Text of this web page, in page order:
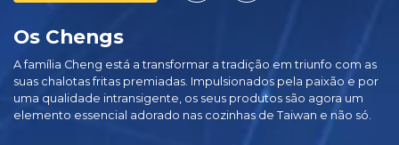
Os Chengs
A família Cheng está a transformar a tradição em triunfo com as
suas chalotas fritas premiadas. Impulsionados pela paixão e por
uma qualidade intransigente, os seus produtos são agora um
elemento essencial adorado nas cozinhas de Taiwan e não só.